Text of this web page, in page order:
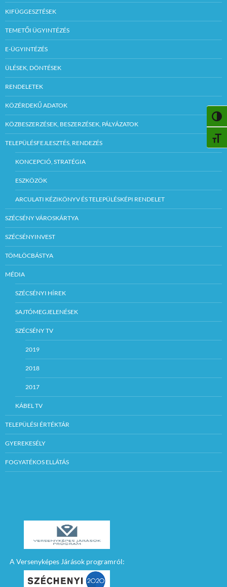
KIFÜGGESZTÉSEK
TEMETŐI ÜGYINTÉZÉS
E-ÜGYINTÉZÉS
ÜLÉSEK, DÖNTÉSEK
RENDELETEK
KÖZÉRDEKŰ ADATOK
KÖZBESZERZÉSEK, BESZERZÉSEK, PÁLYÁZATOK
TELEPÜLÉSFEJLESZTÉS, RENDEZÉS
KONCEPCIÓ, STRATÉGIA
ESZKÖZÖK
ARCULATI KÉZIKÖNYV ÉS TELEPÜLÉSKÉPI RENDELET
SZÉCSÉNY VÁROSKÁRTYA
SZÉCSÉNYINVEST
TÖMLÖCBÁSTYA
MÉDIA
SZÉCSÉNYI HÍREK
SAJTÓMEGJELENÉSEK
SZÉCSÉNY TV
2019
2018
2017
KÁBEL TV
TELEPÜLÉSI ÉRTÉKTÁR
GYEREKESÉLY
FOGYATÉKOS ELLÁTÁS
A Versenyképes Járások programról: